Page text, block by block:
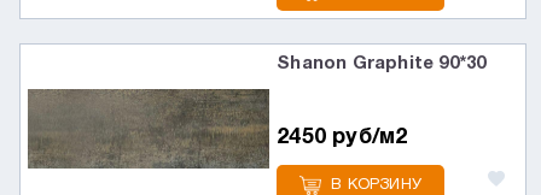
Shanon Graphite 90*30
2450 руб/м2
В КОРЗИНУ